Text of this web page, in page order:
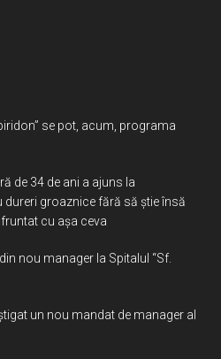
se pot, acum, programa
de 34 de ani a ajuns la
dureri groaznice fără să ştie însă
cu așa ceva
nou manager la Spitalul “Sf.
un nou mandat de manager al